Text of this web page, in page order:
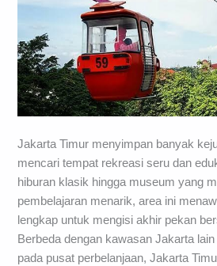
Jakarta Timur menyimpan banyak
mencari tempat rekreasi seru dan
hiburan klasik hingga museum yang
pembelajaran menarik, area ini
lengkap untuk mengisi akhir pekan
Berbeda dengan kawasan Jakarta
pada pusat perbelanjaan, Jakarta